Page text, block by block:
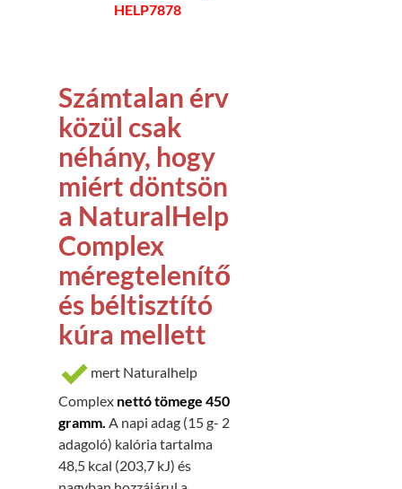
HELP7878
Számtalan érv
közül csak
néhány, hogy
miért döntsön
a NaturalHelp
Complex
méregtelenítő
és béltisztító
kúra mellett
mert Naturalhelp
Complex nettó tömege 450
gramm. A napi adag (15 g- 2
adagoló) kalória tartalma
48,5 kcal (203,7 kJ) és